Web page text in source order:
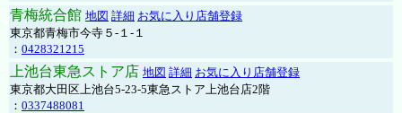
青梅統合館 地図 詳細 お気に入り店舗登録
東京都青梅市今寺５-１-１
： 0428321215
上池台東急ストア店 地図 詳細 お気に入り店舗登録
東京都大田区上池台5-23-5東急ストア上池台店2階
： 0337488081